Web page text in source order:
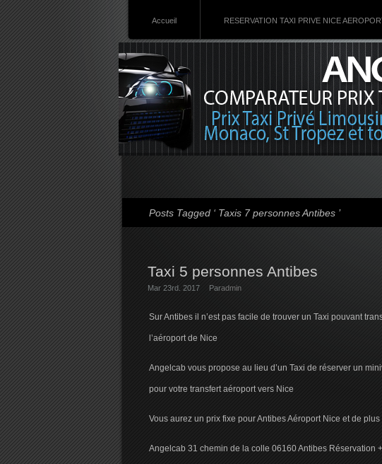
Accueil RESERVATION TAXI PRIVE NICE
Posts Tagged ‘ Taxis 7 personnes Antibes ’
Taxi 5 personnes Antibes
Mar 23rd. 2017 Paradmin
Sur Antibes il n’est pas facile de trouver un Taxi pouvant
l’aéroport de Nice
Angelcab vous propose au lieu d’un Taxi de réserver un
pour votre transfert aéroport vers Nice
Vous aurez un prix fixe pour Antibes Aéroport Nice et de
Angelcab 31 chemin de la colle 06160 Antibes Réservation